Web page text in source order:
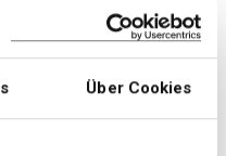
Über Cookies